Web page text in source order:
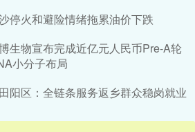
停火和避险情绪拖累油价下跌
生物宣布完成近亿元人民币Pre-A轮
小分子布局
阳区：全链条服务返乡群众稳岗就业